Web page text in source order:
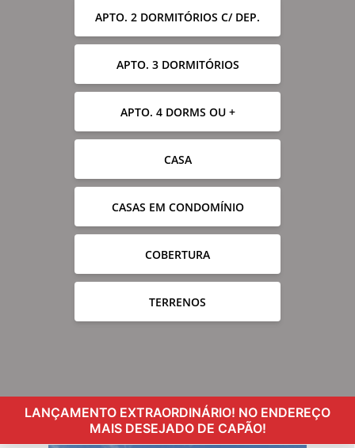
APTO. 2 DORMITÓRIOS C/ DEP.
APTO. 3 DORMITÓRIOS
APTO. 4 DORMS OU +
CASA
CASAS EM CONDOMÍNIO
COBERTURA
TERRENOS
LANÇAMENTO EXTRAORDINÁRIO! NO ENDEREÇO
MAIS DESEJADO DE CAPÃO!